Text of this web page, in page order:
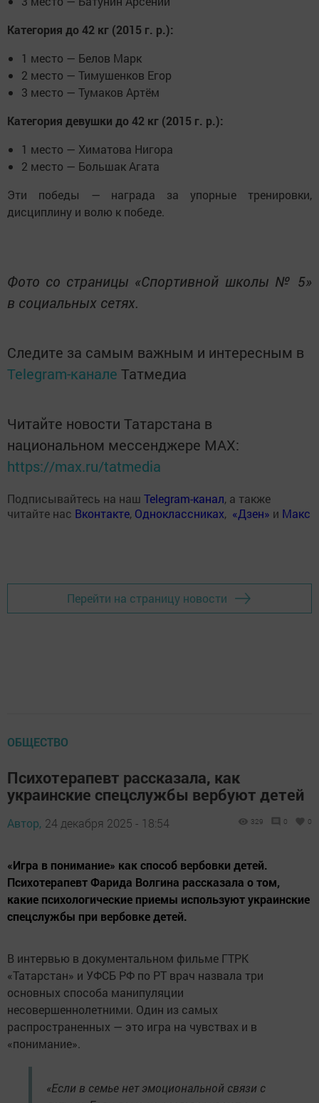
Категория до 42 кг (2015 г. р.):
1 место — Белов Марк
2 место — Тимушенков Егор
3 место — Тумаков Артём
Категория девушки до 42 кг (2015 г. р.):
1 место — Химатова Нигора
2 место — Большак Агата
Эти победы — награда за упорные тренировки,
дисциплину и волю к победе.
Фото со страницы «Спортивной школы № 5»
в социальных сетях.
Следите за самым важным и интересным в
Telegram-канале Татмедиа
Читайте новости Татарстана в
национальном мессенджере MАХ:
https://max.ru/tatmedia
Подписывайтесь на наш Telegram-канал, а также
читайте нас Вконтакте, Одноклассниках, «Дзен» и Макс
Перейти на страницу новости
ОБЩЕСТВО
Психотерапевт рассказала, как
украинские спецслужбы вербуют детей
Автор, 24 декабря 2025 - 18:54 329 0 0
«Игра в понимание» как способ вербовки детей.
Психотерапевт Фарида Волгина рассказала о том,
какие психологические приемы используют украинские
спецслужбы при вербовке детей.
В интервью в документальном фильме ГТРК
«Татарстан» и УФСБ РФ по РТ врач назвала три
основных способа манипуляции
несовершеннолетними. Один из самых
распространенных — это игра на чувствах и в
«понимание».
«Если в семье нет эмоциональной связи с